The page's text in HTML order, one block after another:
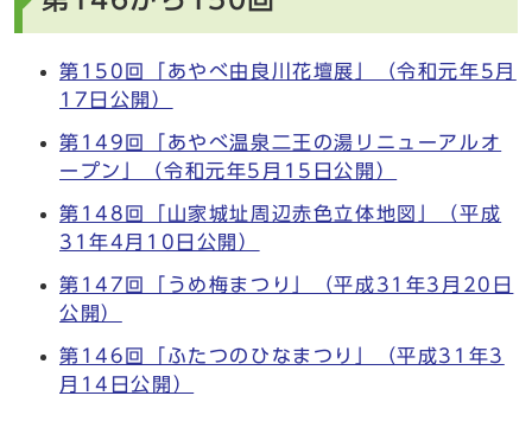
第150回「あやべ由良川花壇展」（令和元年5月
17日公開）
第149回「あやべ温泉二王の湯リニューアルオ
ープン」（令和元年5月15日公開）
第148回「山家城址周辺赤色立体地図」（平成
31年4月10日公開）
第147回「うめ梅まつり」（平成31年3月20日
公開）
第146回「ふたつのひなまつり」（平成31年3
月14日公開）